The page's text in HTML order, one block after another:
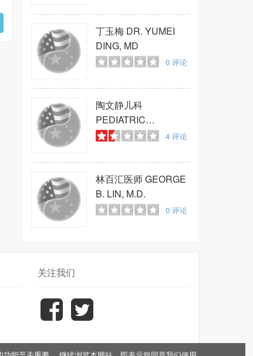
丁玉梅 DR. YUMEI
DING, MD
0 评论
陶文静儿科
PEDIATRIC
MEDICINE OF
4 评论
林百汇医师GEORGE
B. LIN, M.D.
0 评论
关注我们